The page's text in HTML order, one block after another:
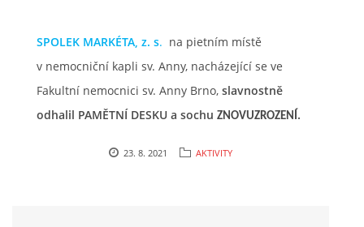
SPOLEK MARKÉTA, z. s. na pietním místě
v nemocniční kapli sv. Anny, nacházející se ve
Fakultní nemocnici sv. Anny Brno, slavnostně
odhalil PAMĚTNÍ DESKU a sochu ZNOVUZROZENÍ.
23. 8. 2021 AKTIVITY